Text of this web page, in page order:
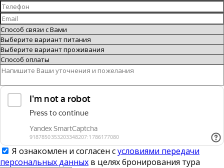
Я ознакомлен и согласен сусловиями передачи
персональных данных в целях бронирования тура